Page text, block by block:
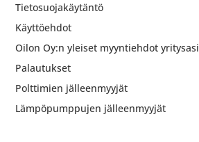
Tietosuojakäytäntö
Käyttöehdot
Oilon Oy:n yleiset myyntiehdot
Palautukset
Polttimien jälleenmyyjät
Lämpöpumppujen jälleenmyyjät